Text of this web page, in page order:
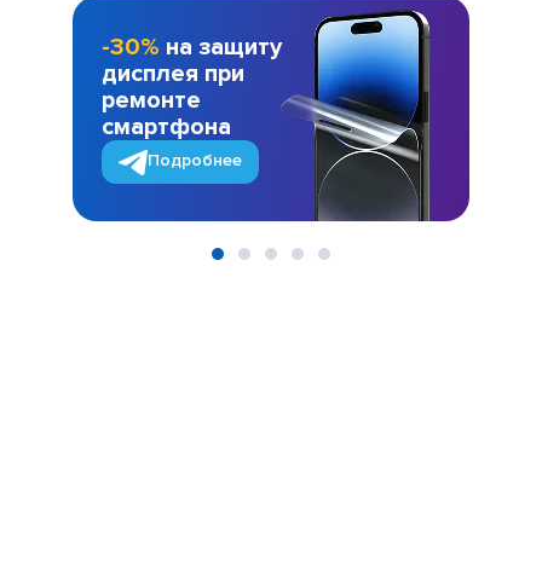
-30% на защиту
дисплея при
ремонте
смартфона
Подробнее